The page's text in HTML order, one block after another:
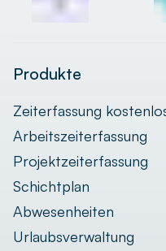
Produkte
Zeiterfassung
Arbeitszeiterfassung
Projektzeiterfassung
Schichtplan
Abwesenheiten
Urlaubsverwaltung